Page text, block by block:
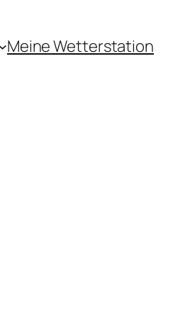
Meine Wetterstation